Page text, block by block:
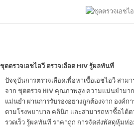
ชุดตรวจเอชไอวี ตรวจเลือด HIV รู้ผลทันที
ปัจจุบันการตรวจเลือดเพื่อหาเชื้อเอชไอวี สาม
จาก ชุดตรวจ HIV คุณภาพสูง ความแม่นยำมาก
แม่นยำ ผ่านการรับรองอย่างถูกต้องจาก องค์ก
ตามโรงพยาบาล คลินิก และสามารถหาซื้อได้
รวดเร็ว รู้ผลทันที ราคาถูก การจัดส่งพัสดุหุ้มห่